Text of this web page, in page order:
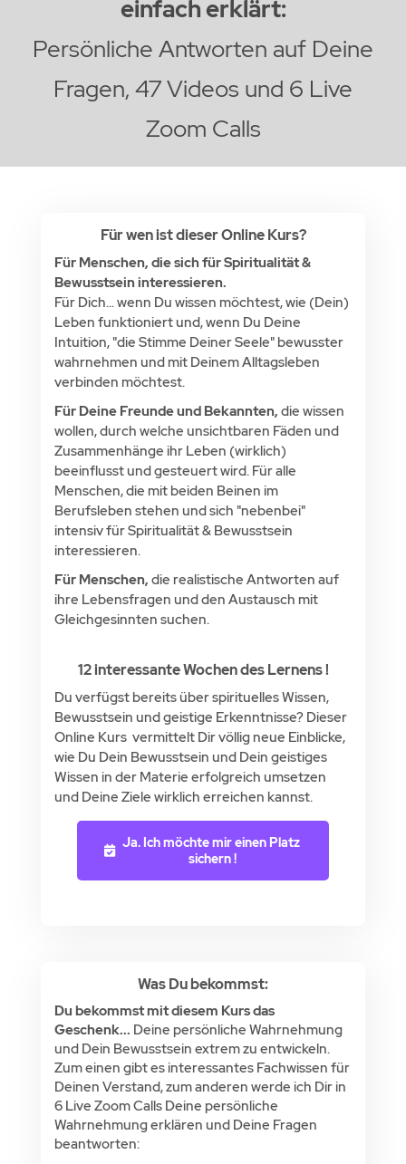
einfach erklärt:
Persönliche Antworten auf Deine
Fragen, 47 Videos und 6 Live
Zoom Calls
Für wen ist dieser Online Kurs?
Für Menschen, die sich für Spiritualität &
Bewusstsein interessieren.
Für Dich... wenn Du wissen möchtest, wie (Dein)
Leben funktioniert und, wenn Du Deine
Intuition, "die Stimme Deiner Seele" bewusster
wahrnehmen und mit Deinem Alltagsleben
verbinden möchtest.
Für Deine Freunde und Bekannten, die wissen
wollen, durch welche unsichtbaren Fäden und
Zusammenhänge ihr Leben (wirklich)
beeinflusst und gesteuert wird. Für alle
Menschen, die mit beiden Beinen im
Berufsleben stehen und sich "nebenbei"
intensiv für Spiritualität & Bewusstsein
interessieren.
Für Menschen, die realistische Antworten auf
ihre Lebensfragen und den Austausch mit
Gleichgesinnten suchen.
12 interessante Wochen des Lernens !
Du verfügst bereits über spirituelles Wissen,
Bewusstsein und geistige Erkenntnisse? Dieser
Online Kurs vermittelt Dir völlig neue Einblicke,
wie Du Dein Bewusstsein und Dein geistiges
Wissen in der Materie erfolgreich umsetzen
und Deine Ziele wirklich erreichen kannst.
Ja. Ich möchte mir einen Platz
sichern !
Was Du bekommst:
Du bekommst mit diesem Kurs das
Geschenk... Deine persönliche Wahrnehmung
und Dein Bewusstsein extrem zu entwickeln.
Zum einen gibt es interessantes Fachwissen für
Deinen Verstand, zum anderen werde ich Dir in
6 Live Zoom Calls Deine persönliche
Wahrnehmung erklären und Deine Fragen
beantworten: